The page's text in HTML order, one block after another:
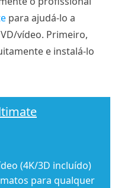
para ajudá-lo a
vídeo. Primeiro,
e instalá-lo
(4K/3D incluído)
para qualquer